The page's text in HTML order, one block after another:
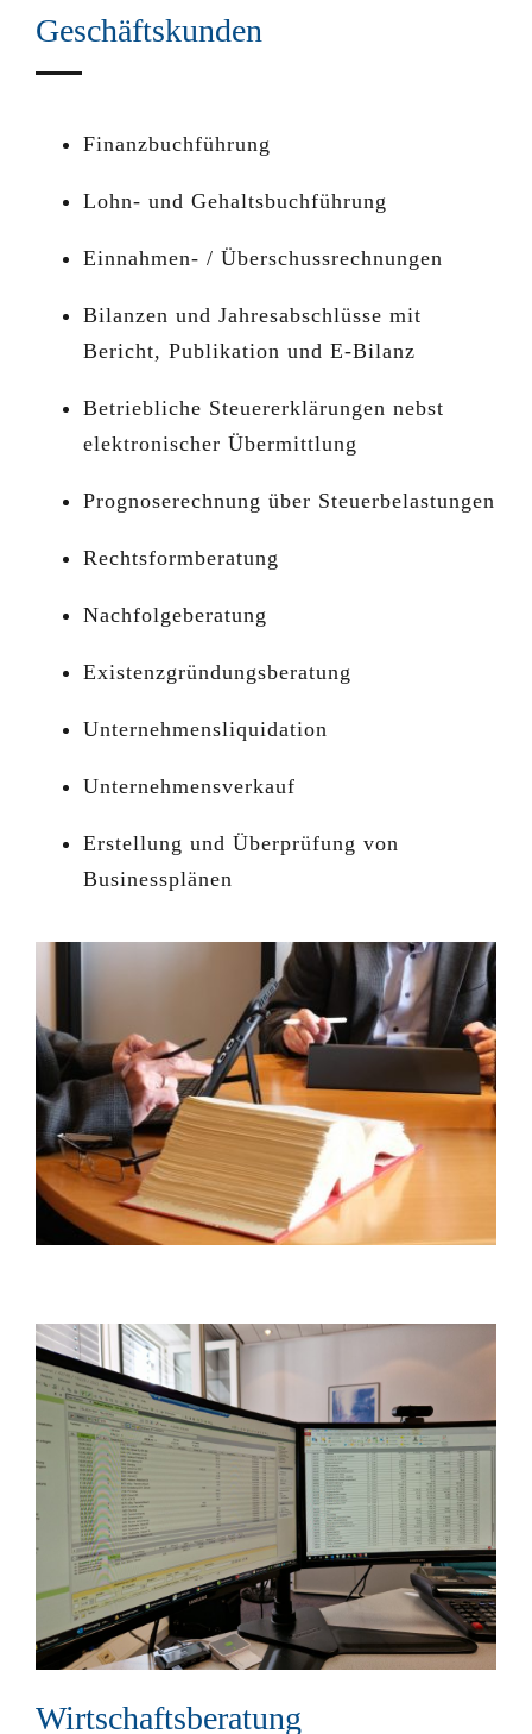
Geschäftskunden
Finanzbuchführung
Lohn- und Gehaltsbuchführung
Einnahmen- / Überschussrechnungen
Bilanzen und Jahresabschlüsse mit
Bericht, Publikation und E-Bilanz
Betriebliche Steuererklärungen nebst
elektronischer Übermittlung
Prognoserechnung über Steuerbelastungen
Rechtsformberatung
Nachfolgeberatung
Existenzgründungsberatung
Unternehmensliquidation
Unternehmensverkauf
Erstellung und Überprüfung von
Businessplänen
Wirtschaftsberatung